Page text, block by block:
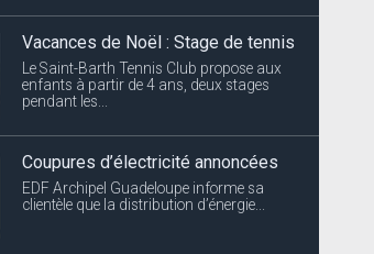
Vacances de Noël : Stage de tennis
Le Saint-Barth Tennis Club propose aux
enfants à partir de 4 ans, deux stages
pendant les...
Coupures d’électricité annoncées
EDF Archipel Guadeloupe informe sa
clientèle que la distribution d’énergie...